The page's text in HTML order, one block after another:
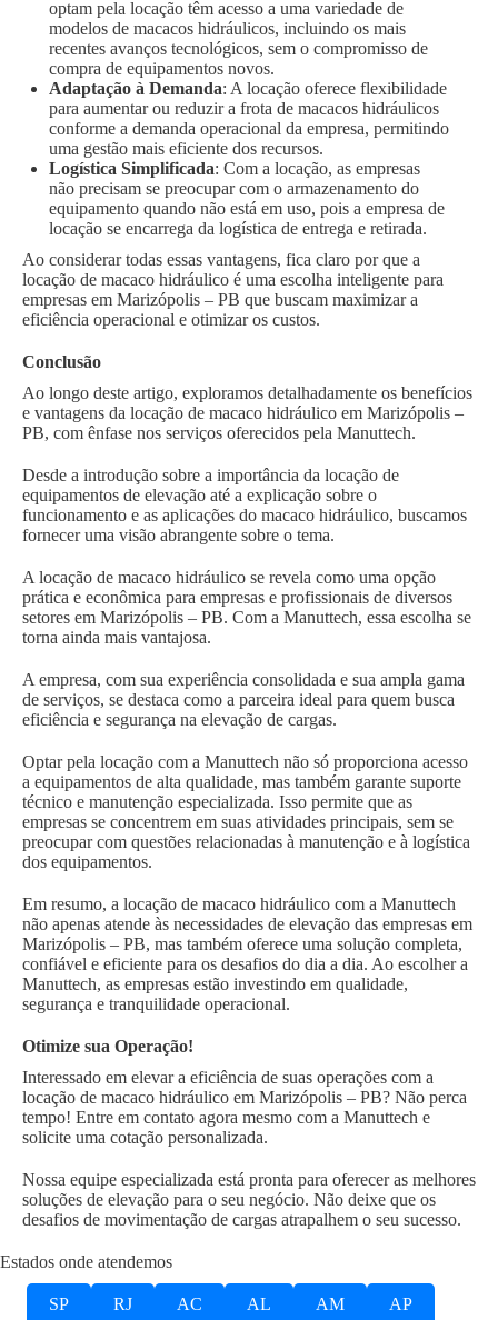
optam pela locação têm acesso a uma variedade de
modelos de macacos hidráulicos, incluindo os mais
recentes avanços tecnológicos, sem o compromisso de
compra de equipamentos novos.
Adaptação à Demanda: A locação oferece flexibilidade
para aumentar ou reduzir a frota de macacos hidráulicos
conforme a demanda operacional da empresa, permitindo
uma gestão mais eficiente dos recursos.
Logística Simplificada: Com a locação, as empresas
não precisam se preocupar com o armazenamento do
equipamento quando não está em uso, pois a empresa de
locação se encarrega da logística de entrega e retirada.
Ao considerar todas essas vantagens, fica claro por que a
locação de macaco hidráulico é uma escolha inteligente para
empresas em Marizópolis – PB que buscam maximizar a
eficiência operacional e otimizar os custos.
Conclusão
Ao longo deste artigo, exploramos detalhadamente os benefícios
e vantagens da locação de macaco hidráulico em Marizópolis –
PB, com ênfase nos serviços oferecidos pela Manuttech.
Desde a introdução sobre a importância da locação de
equipamentos de elevação até a explicação sobre o
funcionamento e as aplicações do macaco hidráulico, buscamos
fornecer uma visão abrangente sobre o tema.
A locação de macaco hidráulico se revela como uma opção
prática e econômica para empresas e profissionais de diversos
setores em Marizópolis – PB. Com a Manuttech, essa escolha se
torna ainda mais vantajosa.
A empresa, com sua experiência consolidada e sua ampla gama
de serviços, se destaca como a parceira ideal para quem busca
eficiência e segurança na elevação de cargas.
Optar pela locação com a Manuttech não só proporciona acesso
a equipamentos de alta qualidade, mas também garante suporte
técnico e manutenção especializada. Isso permite que as
empresas se concentrem em suas atividades principais, sem se
preocupar com questões relacionadas à manutenção e à logística
dos equipamentos.
Em resumo, a locação de macaco hidráulico com a Manuttech
não apenas atende às necessidades de elevação das empresas em
Marizópolis – PB, mas também oferece uma solução completa,
confiável e eficiente para os desafios do dia a dia. Ao escolher a
Manuttech, as empresas estão investindo em qualidade,
segurança e tranquilidade operacional.
Otimize sua Operação!
Interessado em elevar a eficiência de suas operações com a
locação de macaco hidráulico em Marizópolis – PB? Não perca
tempo! Entre em contato agora mesmo com a Manuttech e
solicite uma cotação personalizada.
Nossa equipe especializada está pronta para oferecer as melhores
soluções de elevação para o seu negócio. Não deixe que os
desafios de movimentação de cargas atrapalhem o seu sucesso.
Estados onde atendemos
SP RJ AC AL AM AP